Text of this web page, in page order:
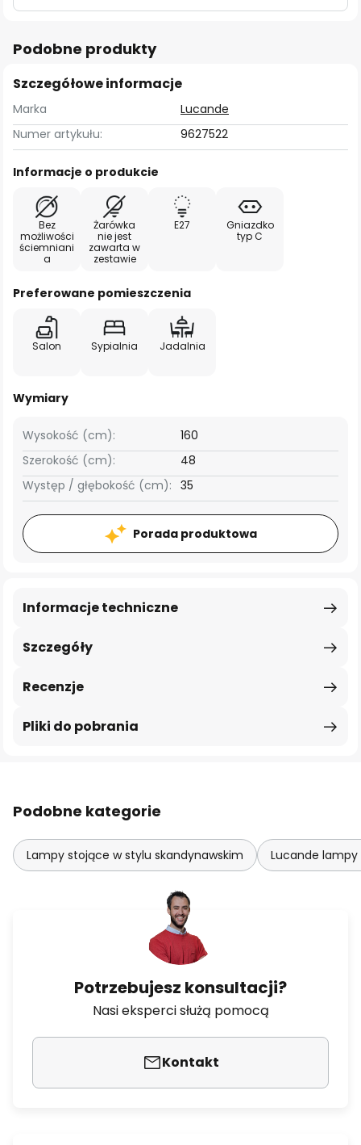
Podobne produkty
Szczegółowe informacje
Marka
Lucande
Numer artykułu:
9627522
Informacje o produkcie
Bez
możliwości
ściemniani
a
Żarówka
nie jest
zawarta w
zestawie
E27
Gniazdko
typ C
Preferowane pomieszczenia
Salon Sypialnia Jadalnia
Wymiary
Szerokość (cm): 48
Wysokość (cm): 160
Występ / głębokość (cm): 35
Porada produktowa
Szczegóły
Informacje techniczne
Recenzje
Pliki do pobrania
Podobne kategorie
Lampy stojące w stylu skandynawskim Lucande
Potrzebujesz konsultacji?
Nasi eksperci służą pomocą
Kontakt